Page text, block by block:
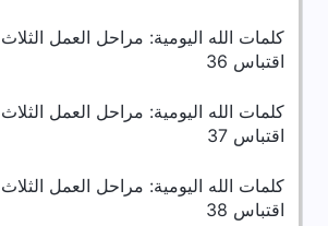
كلمات الله اليومية: مراحل العمل الثلاث |
اقتباس 36
كلمات الله اليومية: مراحل العمل الثلاث |
اقتباس 37
كلمات الله اليومية: مراحل العمل الثلاث |
اقتباس 38